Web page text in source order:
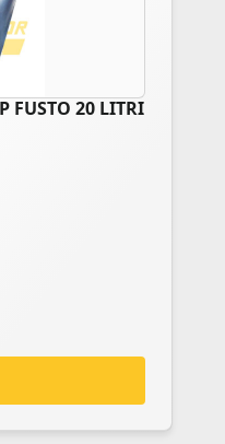
FUSTO 20 LITRI